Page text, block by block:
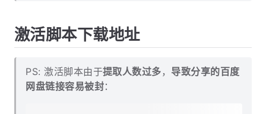
激活脚本下载地址
PS: 激活脚本由于提取人数过多 ， 导致分享的百度
网盘链接容易被封：